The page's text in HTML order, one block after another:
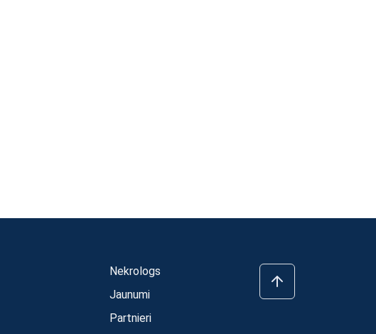
Nekrologs
Jaunumi
Partnieri